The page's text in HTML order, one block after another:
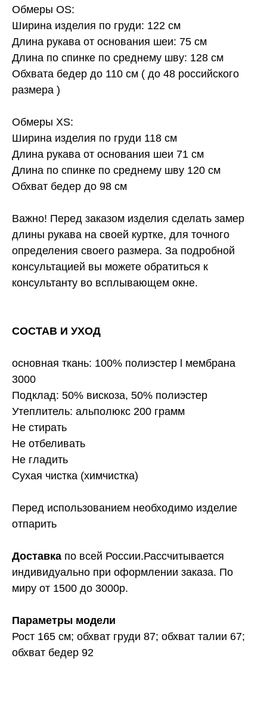
Обмеры OS:
Ширина изделия по груди: 122 см
Длина рукава от основания шеи: 75 см
Длина по спинке по среднему шву: 128 см
Обхвата бедер до 110 см ( до 48 российского
размера )
Обмеры XS:
Ширина изделия по груди 118 см
Длина рукава от основания шеи 71 см
Длина по спинке по среднему шву 120 см
Обхват бедер до 98 см
Важно! Перед заказом изделия сделать замер
длины рукава на своей куртке, для точного
определения своего размера. За подробной
консультацией вы можете обратиться к
консультанту во всплывающем окне.
СОСТАВ И УХОД
основная ткань: 100% полиэстер l мембрана
3000
Подклад: 50% вискоза, 50% полиэстер
Утеплитель: альполюкс 200 грамм
Не стирать
Не отбеливать
Не гладить
Сухая чистка (химчистка)
Перед использованием необходимо изделие
отпарить
Доставка по всей России.Рассчитывается
индивидуально при оформлении заказа. По
миру от 1500 до 3000р.
Параметры модели
Рост 165 см; обхват груди 87; обхват талии 67;
обхват бедер 92